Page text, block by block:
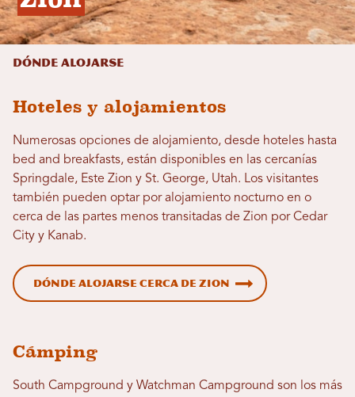
Dónde alojarse
Hoteles y alojamientos
Numerosas opciones de alojamiento, desde hoteles hasta
bed and breakfasts, están disponibles en las cercanías
Springdale, Este Zion y St. George, Utah. Los visitantes
también pueden optar por alojamiento nocturno en o
cerca de las partes menos transitadas de Zion por Cedar
City y Kanab.
Dónde alojarse cerca de Zion
Cámping
South Campground y Watchman Campground son los más